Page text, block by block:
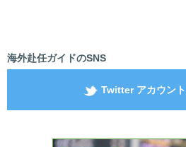
海外赴任ガイドのSNS
Twitter アカウン